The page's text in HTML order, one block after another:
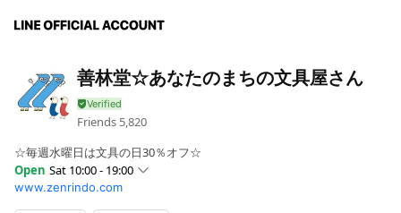
善林堂☆あなたのまちの文具屋さん
Friends 5,820
☆毎週水曜日は文具の日30％オフ☆
Open Sat 10:00 - 19:00
Sun10:00 - 19:00
Mon09:00 - 19:00
www.zenrindo.com